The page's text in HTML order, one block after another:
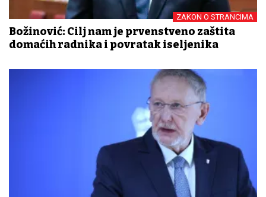
ZAKON O STRANCIMA
Božinović: Cilj nam je prvenstveno zaštita
domaćih radnika i povratak iseljenika